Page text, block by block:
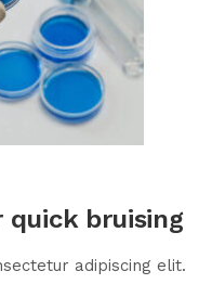
quick bruising
adipiscing elit.